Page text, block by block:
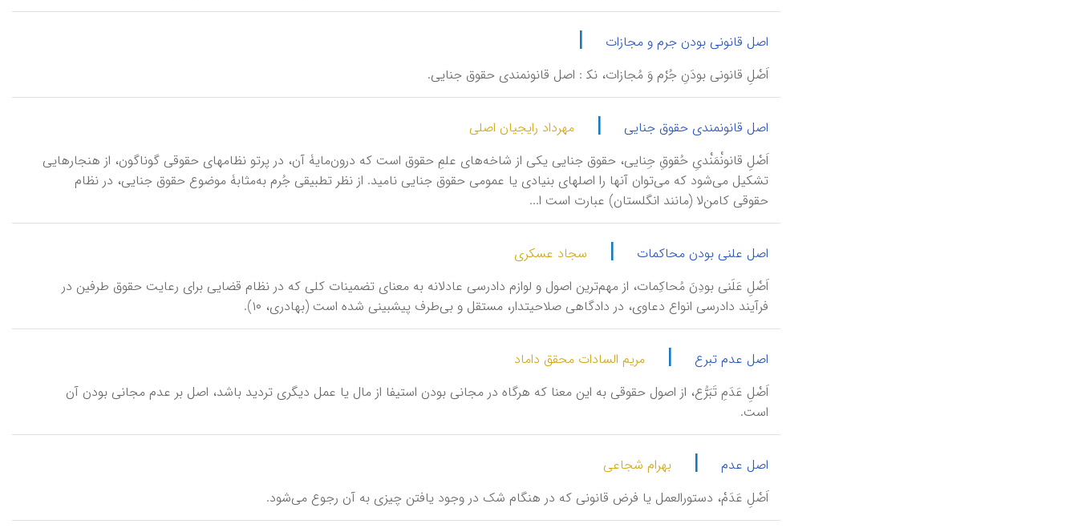
اصل قانونی بودن جرم و مجازات |
اَصْلِ قانونی بودَنِ جُرْم وَ مُجازات، نک‍ : اصل قانونمندی حقوق جنایی.
اصل قانونمندی حقوق جنایی |
مهرداد رایجیان اصلی
‌‌‌اَصْلِ قانونْمَنْدیِ حُقوقِ جِنایی، حقوق جنایی یکی از شاخه‌های علمِ حقوق است که درون‌مایۀ آن، در پرتو نظامهای حقوقی گوناگون، از هنجارهایی
تشکیل می‌شود که می‌توان آنها را اصلهای بنیادی یا عمومی حقوق جنایی نامید. از نظر تطبیقی جُرم به‌مثابۀ موضوع حقوق جنایی، در نظام
حقوقی کامن‌لا (مانند انگلستان) عبارت است ا...
اصل علنی بودن محاکمات |
سجاد عسکری
اَصْلِ عَلَنی بودِنَ مُحاکِمات، از مهم‌ترین اصول و لوازم دادرسی عادلانه به معنای تضمینات کلی که در نظام قضایی برای رعایت حقوق طرفین در
فرآیند دادرسی انواع دعاوی، در دادگاهی صلاحیت‏دار، مستقل و بی‌طرف پیش‏بینی شده است (بهادری، ۱۰).
اصل عدم تبرع |
مریم السادات محقق داماد
اَصْلِ عَدَمِ تَبَرُّع، از اصول حقوقی به این معنا که هرگاه در مجانی بودن استیفا از مال یا عمل دیگری تردید باشد، اصل بر عدم مجانی بودن آن
است.
اصل عدم |
بهرام شجاعی
اَصْلِ عَدَمْ، دستورالعمل یا فرض قانونی که در هنگام شک در وجود یافتن چیزی به آن رجوع می‌شود.